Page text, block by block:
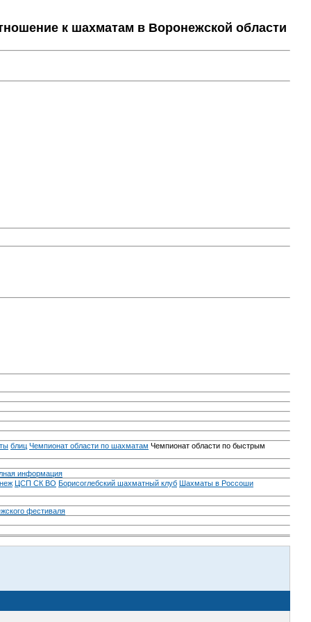
к шахматам в Воронежской области
блиц Чемпионат области по шахматам Чемпионат области по быстрым
информация
ЦСП СК ВО Борисоглебский шахматный клуб Шахматы в Россоши
фестиваля